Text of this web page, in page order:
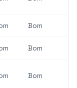
Bom
Bom
Bom